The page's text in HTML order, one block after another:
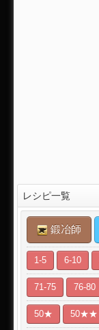
レシピ一覧
鍛冶師
1-5 6-10
71-75 76-80
50★ 50★★